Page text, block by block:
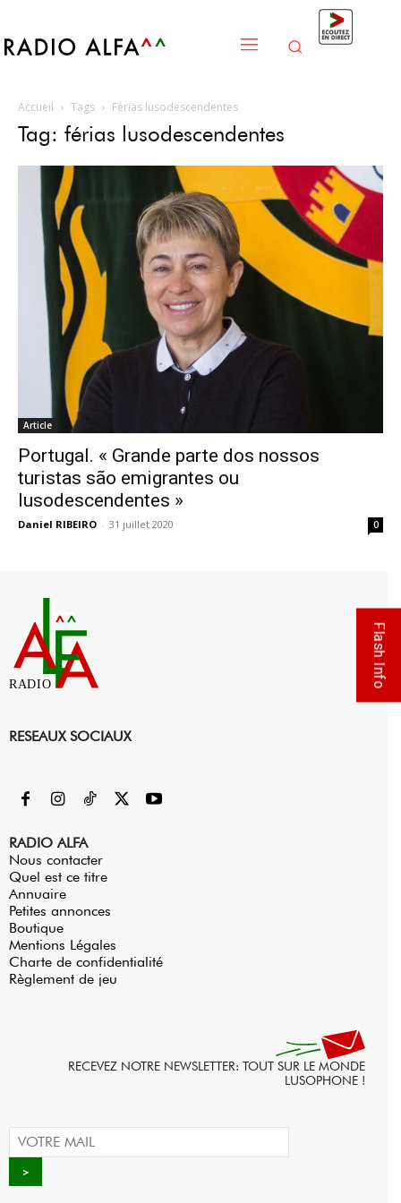
Accueil Tags Férias lusodescendentes
Tag: férias lusodescendentes
Article
Portugal. « Grande parte dos nossos
turistas são emigrantes ou
lusodescendentes »
Daniel RIBEIRO - 31 juillet 2020 0
RADIO
RESEAUX SOCIAUX
RADIO ALFA
Nous contacter
Quel est ce titre
Annuaire
Petites annonces
Boutique
Mentions Légales
Charte de confidentialité
Règlement de jeu
RECEVEZ NOTRE NEWSLETTER: TOUT SUR LE MONDE
LUSOPHONE !
Flash Info